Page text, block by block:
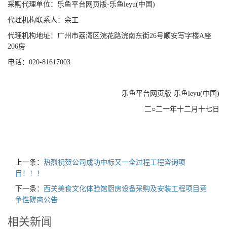
采购代理单位：乐鱼平台网页版-乐鱼leyu(中国)
代理机构联系人：余工
代理机构地址：广州市荔湾区浣花路浣南东街26号顺安写字楼A座
206房
电话：020-81617003
乐鱼平台网页版-乐鱼leyu(中国)
二○二一年十二月十七日
上一条： 热烈祝贺公司成功中标又一全过程工程咨询项
目！！！
下一条： 西关美食文化体验馆厨房设备采购及安装工程项目竞
争性磋商公告
相关新闻